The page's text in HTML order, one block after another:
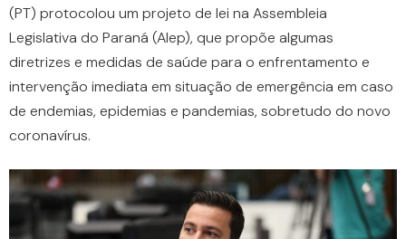
(PT) protocolou um projeto de lei na Assembleia
Legislativa do Paraná (Alep), que propõe algumas
diretrizes e medidas de saúde para o enfrentamento e
intervenção imediata em situação de emergência em caso
de endemias, epidemias e pandemias, sobretudo do novo
coronavírus.